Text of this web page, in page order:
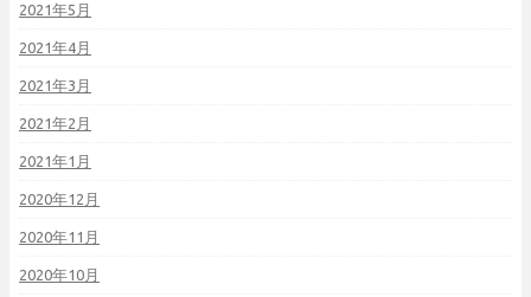
2021年5月
2021年4月
2021年3月
2021年2月
2021年1月
2020年12月
2020年11月
2020年10月